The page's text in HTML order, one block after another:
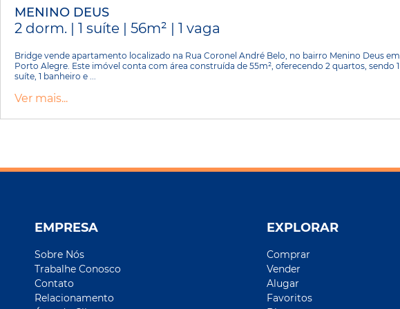
MENINO DEUS
2 dorm. | 1 suíte | 56m² | 1 vaga
Bridge vende apartamento localizado na Rua Coronel André Belo, no bairro Menino Deus em
Porto Alegre. Este imóvel conta com área construída de 55m², oferecendo 2 quartos, sendo 1
suíte, 1 banheiro e ...
Ver mais...
EMPRESA
Sobre Nós
Trabalhe Conosco
Contato
Relacionamento
EXPLORAR
Comprar
Vender
Alugar
Favoritos